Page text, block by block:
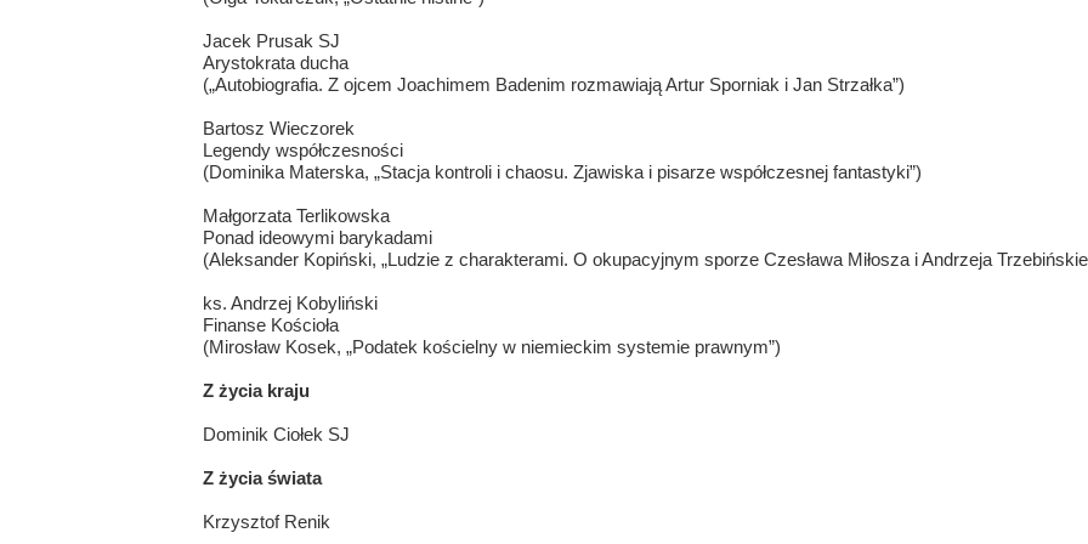
Jacek Prusak SJ
Arystokrata ducha
(„Autobiografia. Z ojcem Joachimem Badenim rozmawiają Artur Sporniak i Jan Strzałka”)
Bartosz Wieczorek
Legendy współczesności
(Dominika Materska, „Stacja kontroli i chaosu. Zjawiska i pisarze współczesnej fantastyki”)
Małgorzata Terlikowska
Ponad ideowymi barykadami
(Aleksander Kopiński, „Ludzie z charakterami. O okupacyjnym sporze Czesława Miłosza i Andrzeja
ks. Andrzej Kobyliński
Finanse Kościoła
(Mirosław Kosek, „Podatek kościelny w niemieckim systemie prawnym”)
Z życia kraju
Dominik Ciołek SJ
Z życia świata
Krzysztof Renik